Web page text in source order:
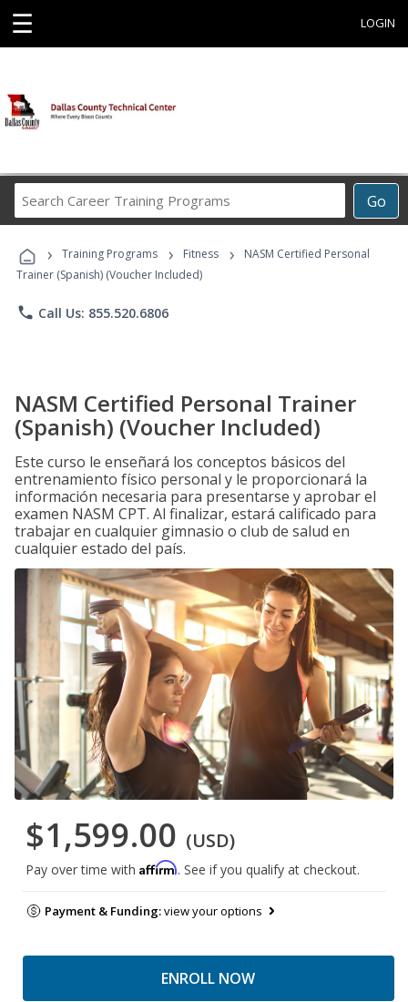
☰ LOGIN
Go
Career
Programs
› Training Programs › Fitness ›
NASM Certified Personal
Trainer (Spanish) (Voucher Included)
phone Call Us: 855.520.6806
NASM Certified Personal Trainer
(Spanish) (Voucher Included)
Este curso le enseñará los conceptos básicos del
entrenamiento físico personal y le proporcionará la
información necesaria para presentarse y aprobar el
examen NASM CPT. Al finalizar, estará calificado para
trabajar en cualquier gimnasio o club de salud en
cualquier estado del país.
$1,599.00 (USD)
Pay over time with Affirm. See if you qualify at checkout.
Payment & Funding:view your options
ENROLL NOW